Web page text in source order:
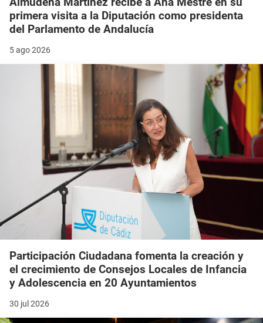
primera visita a la Diputación como presidenta
del Parlamento de Andalucía
5 ago 2026
Participación Ciudadana fomenta la creación y
el crecimiento de Consejos Locales de Infancia
y Adolescencia en 20 Ayuntamientos
30 jul 2026